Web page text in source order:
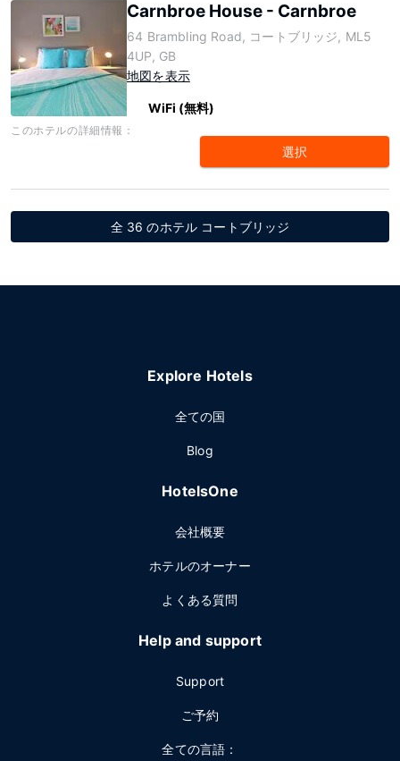
Carnbroe House - Carnbroe
64 Brambling Road, コートブリッジ, ML5
4UP, GB
地図を表示
WiFi (無料)
このホテルの詳細情報：
選択
全 36 のホテル コートブリッジ
Explore Hotels
全ての国
Blog
HotelsOne
会社概要
ホテルのオーナー
よくある質問
Help and support
Support
ご予約
全ての言語：